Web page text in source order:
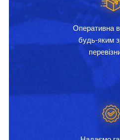
Оперативна
будь-яким